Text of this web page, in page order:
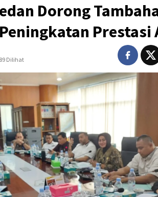
Dorong
Prestasi
Dilihat